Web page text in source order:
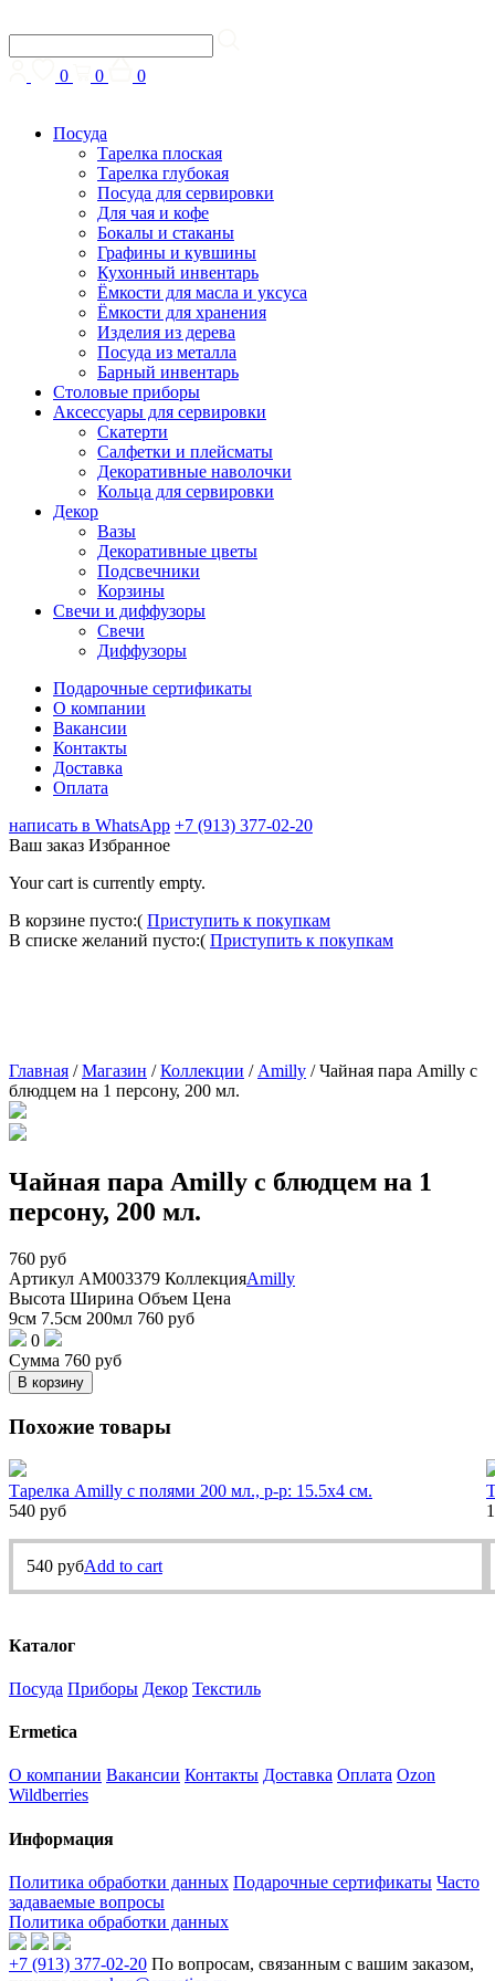
0 0 0
Посуда
Тарелка плоская
Тарелка глубокая
Посуда для сервировки
Для чая и кофе
Бокалы и стаканы
Графины и кувшины
Кухонный инвентарь
Ёмкости для масла и уксуса
Ёмкости для хранения
Изделия из дерева
Посуда из металла
Барный инвентарь
Столовые приборы
Аксессуары для сервировки
Скатерти
Cалфетки и плейсматы
Декоративные наволочки
Кольца для сервировки
Декор
Вазы
Декоративные цветы
Подсвечники
Корзины
Свечи и диффузоры
Свечи
Диффузоры
Подарочные сертификаты
О компании
Вакансии
Контакты
Доставка
Оплата
написать в WhatsApp +7 (913) 377-02-20
Ваш заказ Избранное
Your cart is currently empty.
В корзине пусто:( Приступить к покупкам
В списке желаний пусто:( Приступить к покупкам
Главная /Магазин /Коллекции / Amilly /Чайная пара Amilly с
блюдцем на 1 персону, 200 мл.
Чайная пара Amilly с блюдцем на 1
персону, 200 мл.
760 руб
Артикул AM003379 КоллекцияAmilly
Высота Ширина Объем Цена
9см 7.5см 200мл 760 руб
0
Сумма 760 руб
В корзину
Похожие товары
Тарелка Amilly с полями 200 мл., р-р: 15.5х4 см.
540 руб
540 рубAdd to cart
Каталог
Посуда Приборы Декор Текстиль
Ermetica
О компании Вакансии Контакты Доставка Оплата Ozon
Wildberries
Информация
Политика обработки данных Подарочные сертификаты Часто
задаваемые вопросы
Политика обработки данных
+7 (913) 377-02-20 По вопросам, связанным с вашим заказом,